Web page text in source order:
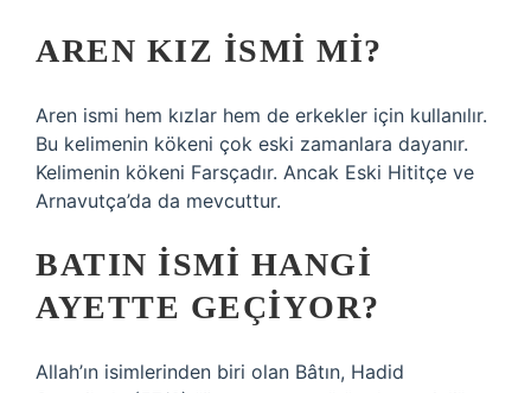
AREN KIZ ISMI MI?
Aren ismi hem kızlar hem de erkekler için kullanılır.
Bu kelimenin kökeni çok eski zamanlara dayanır.
Kelimenin kökeni Farsçadır. Ancak Eski Hititçe ve
Arnavutça’da da mevcuttur.
BATIN ISMI HANGI
AYETTE GEÇIYOR?
Allah’ın isimlerinden biri olan Bâtın, Hadid